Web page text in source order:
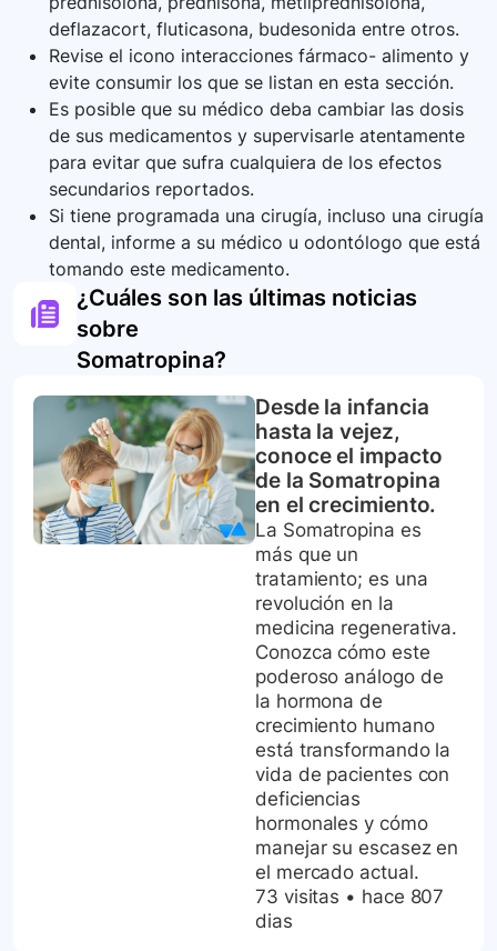
deflazacort, fluticasona, budesonida entre otros.
Revise el icono interacciones fármaco- alimento y
evite consumir los que se listan en esta sección.
Es posible que su médico deba cambiar las dosis
de sus medicamentos y supervisarle atentamente
para evitar que sufra cualquiera de los efectos
secundarios reportados.
Si tiene programada una cirugía, incluso una cirugía
dental, informe a su médico u odontólogo que está
tomando este medicamento.
¿Cuáles son las últimas noticias
sobre
Somatropina?
Desde la infancia
hasta la vejez,
conoce el impacto
de la Somatropina
en el crecimiento.
La Somatropina es
más que un
tratamiento; es una
revolución en la
medicina regenerativa.
Conozca cómo este
poderoso análogo de
la hormona de
crecimiento humano
está transformando la
vida de pacientes con
deficiencias
hormonales y cómo
manejar su escasez en
el mercado actual.
73 visitas • hace 807
dias